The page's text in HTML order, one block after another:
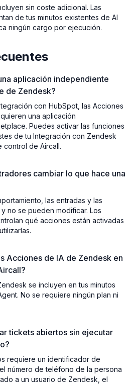
sin coste adicional. Las
de tus minutos existentes de AI
ningún cargo por ejecución.
aplicación independiente
de Zendesk?
con HubSpot, las Acciones
una aplicación
Puedes activar las funciones
de tu Integración con Zendesk
control de Aircall.
cambiar lo que hace una
las entradas y las
no se pueden modificar. Los
qué acciones están activadas
Acciones de IA de Zendesk en
se incluyen en tus minutos
No se requiere ningún plan ni
tickets abiertos sin ejecutar
requiere un identificador de
número de teléfono de la persona
a un usuario de Zendesk, el